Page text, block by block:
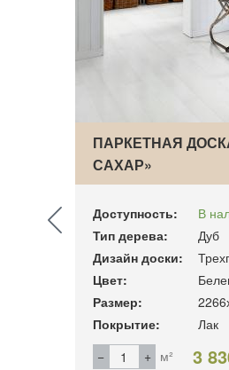
ПАРКЕТНАЯ
САХАР»
Доступность:
В
Тип дерева:
Дуб
Дизайн доски:
Цвет:
Размер:
Покрытие:
Лак
м²
3